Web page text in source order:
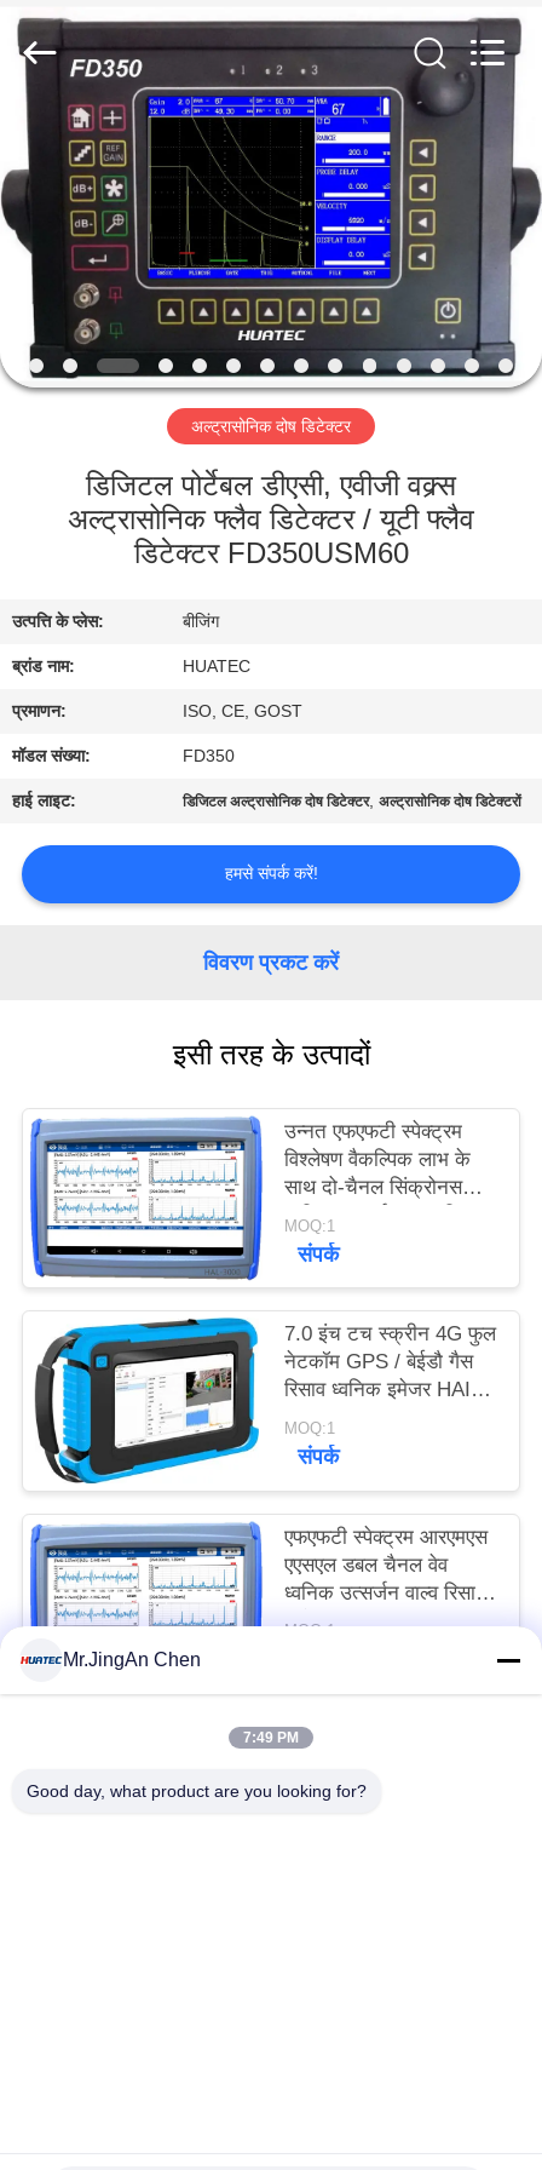
घर
उत्पादों
हमारे
बारे
में
नियंत्रण
संपर्क
करें
एक
उद्धरण
की
PRIVACY
POLICY
HUATEC
CORPORATION.
Reserved.
अल्ट्रासोनिक दोष डिटेक्टर
डिजिटल पोर्टेबल डीएसी, एवीजी वक्र्स
अल्ट्रासोनिक फ्लैव डिटेक्टर / यूटी फ्लैव
डिटेक्टर FD350USM60
उत्पत्ति के प्लेस: बीजिंग
ब्रांड नाम: HUATEC
प्रमाणन: ISO, CE, GOST
मॉडल संख्या: FD350
हाई लाइट: डिजिटल अल्ट्रासोनिक दोष डिटेक्टर,अल्ट्रासोनिक दोष डिटेक्टरों
हमसे संपर्क करें!
विवरण प्रकट करें
इसी तरह के उत्पादों
उन्नत एफएफटी स्पेक्ट्रम
विश्लेषण वैकल्पिक लाभ के
साथ दो-चैनल सिंक्रोनस
ध्वनिक उत्सर्जन वाल्व रिसाव
डिटेक्टर
MOQ:1
संपर्क
7.0 इंच टच स्क्रीन 4G फुल
नेटकॉम GPS / बेईडौ गैस
रिसाव ध्वनिक इमेजर HAI-
100
MOQ:1
संपर्क
एफएफटी स्पेक्ट्रम आरएमएस
एएसएल डबल चैनल वेव
ध्वनिक उत्सर्जन वाल्व रिसाव
डिटेक्टर
MOQ:1
लोकप्रिय श्रेणियां
Mr.JingAn Chen
7:49 PM
Good day, what product are you looking for?